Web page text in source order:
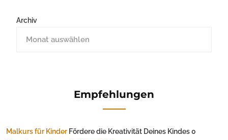
Archiv
Empfehlungen
Malkurs für Kinder Fördere die Kreativität Deines Kindes 0